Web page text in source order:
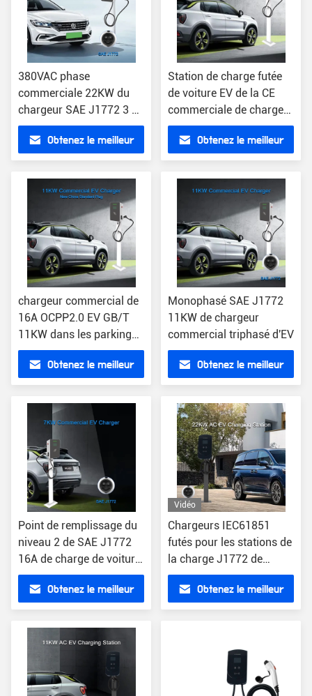
380VAC phase
commerciale 22KW du
chargeur SAE J1772 3 de
l'Ethernet EV
Obtenez le meilleur
Station de charge futée
de voiture EV de la CE
commerciale de chargeur
de 11KW
Obtenez le meilleur
chargeur commercial de
16A OCPP2.0 EV GB/T
11KW dans les parkings
résidentiels
Obtenez le meilleur
Monophasé SAE J1772
11KW de chargeur
commercial triphasé d'EV
Obtenez le meilleur
Point de remplissage du
niveau 2 de SAE J1772
16A de charge de voiture
commerciale de la
station OCPP1.6 7KW
Obtenez le meilleur
Vidéo
Chargeurs IEC61851
futés pour les stations de
la charge J1772 de
refroidissement
naturelles de véhicules
électriques
Obtenez le meilleur